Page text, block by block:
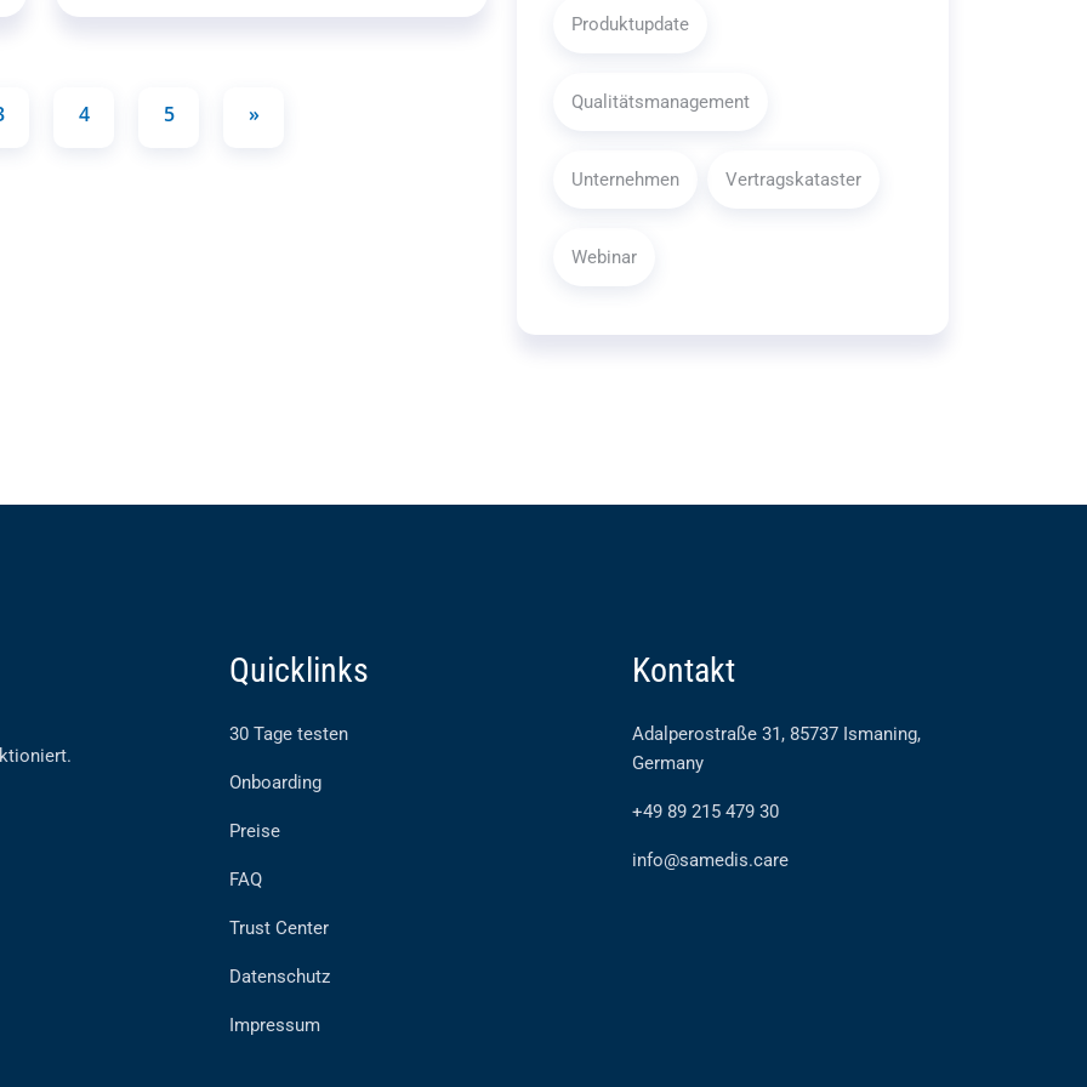
4 5 »
Produktupdate
Qualitätsmanagement
Unternehmen Vertragskataster
Webinar
Quicklinks
30 Tage testen
Onboarding
Preise
FAQ
Trust Center
Datenschutz
Impressum
Kontakt
Adalperostraße 31, 85737 Ismaning,
Germany
+49 89 215 479 30
info@samedis.care